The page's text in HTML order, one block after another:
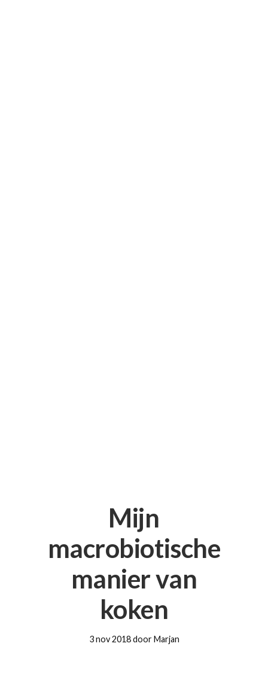
Mijn
macrobiotische
manier van
koken
3 nov 2018 door Marjan